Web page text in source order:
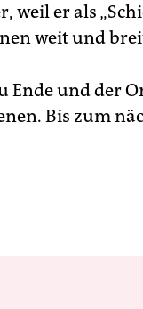
weil er als
weit und
Ende und der
Bis zum